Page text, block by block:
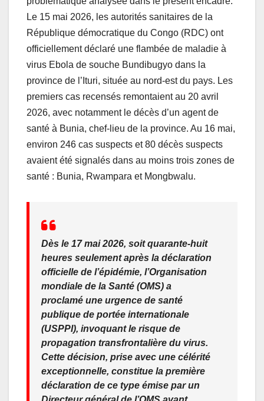
Le 15 mai 2026, les autorités sanitaires de la
République démocratique du Congo (RDC) ont
officiellement déclaré une flambée de maladie à
virus Ebola de souche Bundibugyo dans la
province de l’Ituri, située au nord-est du pays. Les
premiers cas recensés remontaient au 20 avril
2026, avec notamment le décès d’un agent de
santé à Bunia, chef-lieu de la province. Au 16 mai,
environ 246 cas suspects et 80 décès suspects
avaient été signalés dans au moins trois zones de
santé : Bunia, Rwampara et Mongbwalu.
Dès le 17 mai 2026, soit quarante-huit
heures seulement après la déclaration
officielle de l’épidémie, l’Organisation
mondiale de la Santé (OMS) a
proclamé une urgence de santé
publique de portée internationale
(USPPI), invoquant le risque de
propagation transfrontalière du virus.
Cette décision, prise avec une célérité
exceptionnelle, constitue la première
déclaration de ce type émise par un